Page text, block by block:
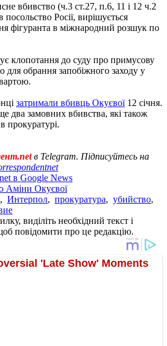
вбивство (ч.3 ст.27, п.6, 11 і 12 ч.2
Росії, вирішується
фігуранта в міжнародний розшук по
клопотання до суду про примусову
для обрання запобіжного заходу у
затримали вбивць Окуєвої12 січня.
два замовних вбивства, які також
прокуратурі.
в Telegram. Підписуйтесь на
в Google News
Аміни Окуєвої
, Интерпол, прокуратура, убийство,
виділіть необхідний текст і
повідомити про це редакцію.